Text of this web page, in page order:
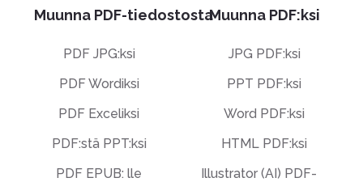
Muunna PDF-tiedostosta
PDF JPG:ksi
PDF Wordiksi
PDF Exceliksi
PDF:stä PPT:ksi
PDF EPUB: lle
Muunna PDF:ksi
JPG PDF:ksi
PPT PDF:ksi
Word PDF:ksi
HTML PDF:ksi
Illustrator (AI) PDF-